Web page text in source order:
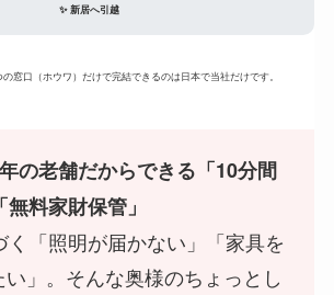
✨ 新居へ引越
窓口（ホウワ）だけで完結できるのは日本で当社だけです。
の老舗だからできる「10分間
料家財保管」
く「照明が届かない」「家具を
」。そんな奥様のちょっとし